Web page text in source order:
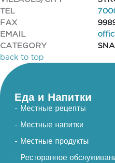
TEL
FAX
EMAIL
CATEGORY
back to top
Еда и Напитки
- Местные рецепты
- Местные напитки
- Местные продукты
- Ресторанное